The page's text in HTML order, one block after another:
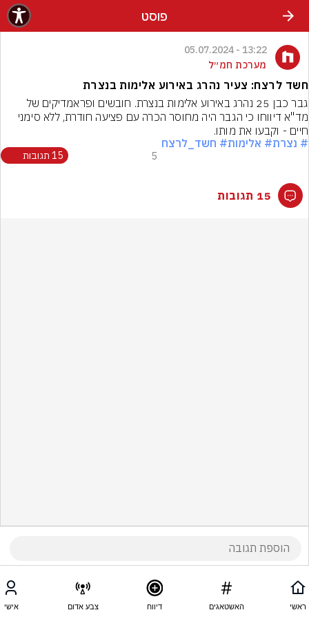
פוסט
13:22 - 05.07.2024
מערכת חמ״ל
חשד לרצח: צעיר נהרג באירוע אלימות בנצרת
חיים - וקבעו את מותו.
# נצרת# אלימות# חשד_לרצח
5 15 תגובות
15 תגובות
ראשי האשטאגים דיווח צבע אדום אישי